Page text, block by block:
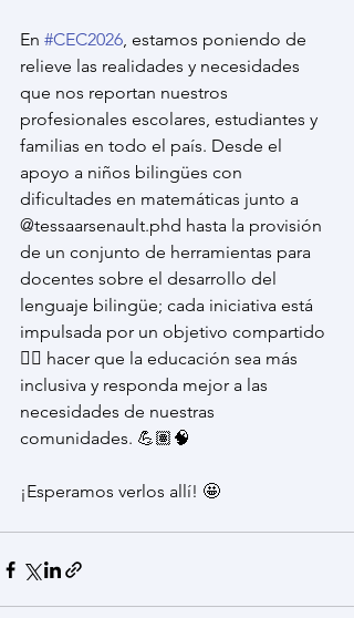
En #CEC2026, estamos poniendo de
relieve las realidades y necesidades
que nos reportan nuestros
profesionales escolares, estudiantes y
familias en todo el país. Desde el
apoyo a niños bilingües con
dificultades en matemáticas junto a
@tessaarsenault.phd hasta la provisión
de un conjunto de herramientas para
docentes sobre el desarrollo del
lenguaje bilingüe; cada iniciativa está
impulsada por un objetivo compartido
👉🏽 hacer que la educación sea más
inclusiva y responda mejor a las
necesidades de nuestras
comunidades. 💪🏽🧠
¡Esperamos verlos allí! 🤩